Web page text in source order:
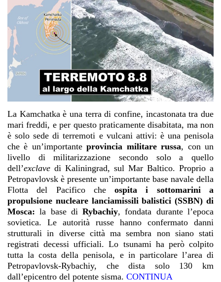
La Kamchatka è una terra di confine, incastonata tra due
mari freddi, e per questo praticamente disabitata, ma non
è solo sede di terremoti e vulcani attivi: è una penisola
che è un’importanteprovincia militare russa, con un
livello di militarizzazione secondo solo a quello
dell’exclave di Kaliningrad, sul Mar Baltico. Proprio a
Petropavlovsk è presente un’importante base navale della
Flotta del Pacifico cheospita i sottomarini a
propulsione nucleare lanciamissili balistici (SSBN) di
Mosca: la base diRybachiy, fondata durante l’epoca
sovietica. Le autorità russe hanno confermato danni
strutturali in diverse città ma sembra non siano stati
registrati decessi ufficiali. Lo tsunami ha però colpito
tutta la costa della penisola, e in particolare l’area di
Petropavlovsk-Rybachiy, che dista solo 130 km
dall’epicentro del potente sisma. CONTINUA